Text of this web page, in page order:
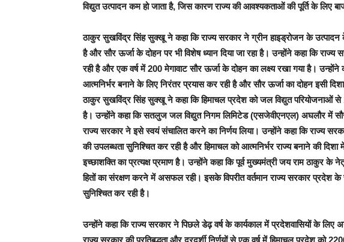
विद्युत उत्पादन कम हो जाता है, जिस कारण राज्य की आवश्यकताओं की पूर्ति के लिए
ठाकुर सुखविंद्र सिंह सुक्खू ने कहा कि राज्य सरकार ने ग्रीन हाइड्रोजन के
है और सौर ऊर्जा के दोहन पर भी विशेष ध्यान दिया जा रहा है। उन्होंने कहा कि राज्य
रही है और एक वर्ष में 200 मेगावाट सौर ऊर्जा के दोहन का लक्ष्य रखा गया है। उन्होंने
आत्मनिर्भर बनाने के लिए निरंतर प्रयास कर रही है और सौर ऊर्जा का दोहन इसी
ठाकुर सुखविंद्र सिंह सुक्खू ने कहा कि हिमाचल प्रदेश को जल विद्युत परियोजनाओं से
है। उन्होंने कहा कि सतलुज जल विद्युत निगम लिमिटेड (एसजेवीएनएल) अघलौर में सौर
राज्य सरकार ने इसे स्वयं संचालित करने का निर्णय लिया। उन्होंने कहा कि राज्य
की उपलब्धता सुनिश्चित कर रही है और हिमाचल को आत्मनिर्भर राज्य बनाने की
इच्छाशक्ति का प्रत्यक्ष प्रमाण है। उन्होंने कहा कि पूर्व मुख्यमंत्री जय राम ठाकुर के
हितों का संरक्षण करने में असफल रही। इसके विपरीत वर्तमान राज्य सरकार प्रदेश के
सुनिश्चित कर रही है।
उन्होंने कहा कि राज्य सरकार ने पिछले डेढ़ वर्ष के कार्यकाल में प्रदेशवासियों के लिए
राज्य सरकार की प्रतिबद्धता और दूरदर्शी निर्णयों से एक वर्ष में हिमाचल प्रदेश को